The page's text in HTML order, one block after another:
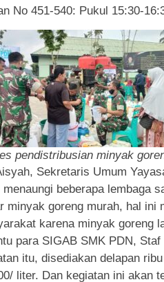
No 451-540: Pukul 15:30-
pendistribusian minyak
Sekretaris Umum
menaungi beberapa lembaga
minyak goreng murah, hal ini
karena minyak goreng
para SIGAB SMK PDN,
itu, disediakan delapan
liter. Dan kegiatan ini akan